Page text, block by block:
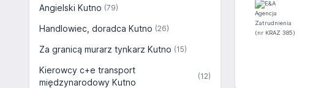
Angielski Kutno (79)
Handlowiec, doradca Kutno (26)
Za granicą murarz tynkarz Kutno (15)
Kierowcy c+e transport
międzynarodowy Kutno
(12)